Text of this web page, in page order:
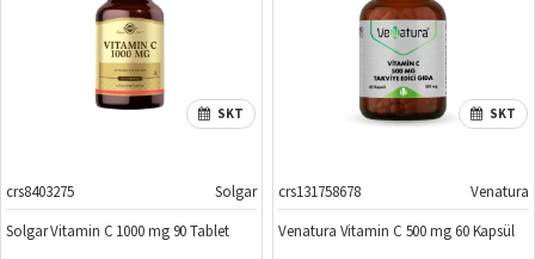
SKT
crs8403275
Solgar
Solgar Vitamin C 1000 mg 90 Tablet
SKT
crs131758678
Venatura
Venatura Vitamin C 500 mg 60 Kapsül